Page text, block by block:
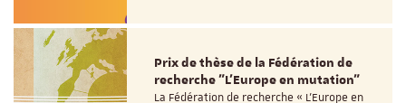
Prix de thèse de la Fédération de
recherche "L’Europe en mutation"
La Fédération de recherche « L’Europe en